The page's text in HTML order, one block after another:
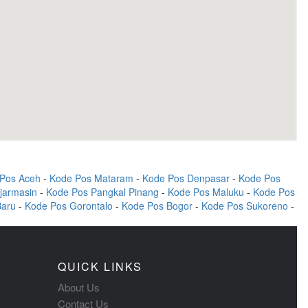
Aceh - Kode Pos Mataram - Kode Pos Denpasar - Kode Pos
- Kode Pos Pangkal Pinang - Kode Pos Maluku - Kode Pos
- Kode Pos Gorontalo - Kode Pos Bogor - Kode Pos Sukoreno -
QUICK LINKS
About Us
Contact Us